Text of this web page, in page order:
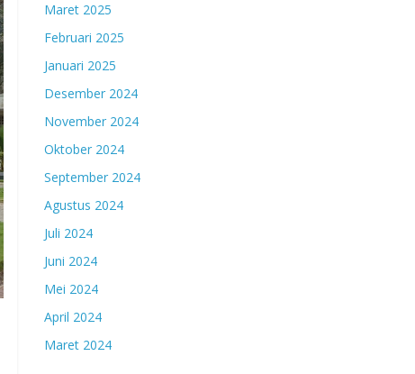
Maret 2025
Februari 2025
Januari 2025
Desember 2024
November 2024
Oktober 2024
September 2024
Agustus 2024
Juli 2024
Juni 2024
Mei 2024
April 2024
Maret 2024